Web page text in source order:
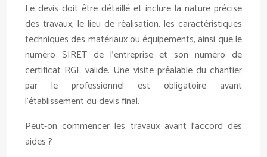
Le devis doit être détaillé et inclure la nature précise
des travaux, le lieu de réalisation, les caractéristiques
techniques des matériaux ou équipements, ainsi que le
numéro SIRET de l’entreprise et son numéro de
certificat RGE valide. Une visite préalable du chantier
par le professionnel est obligatoire avant
l’établissement du devis final.
Peut-on commencer les travaux avant l’accord des
aides ?